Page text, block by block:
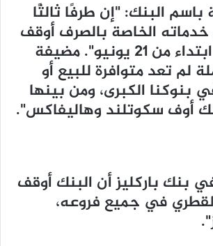
البنك: "إن طرفًا ثالثًا
خدماته الخاصة بالصرف أوقف
تداول العملة ابتداء من 21 يونيو". مضيفة
لم تعد متوافرة للبيع أو
بنوكنا الكبرى، ومن بينها
أوف سكوتلند وهاليفاكس".
بنك باركليز أن البنك أوقف
في جميع فروعه،